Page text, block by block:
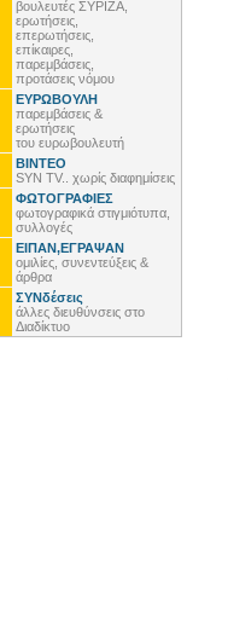
βουλευτές ΣΥΡΙΖΑ,
ερωτήσεις,
επερωτήσεις,
επίκαιρες,
παρεμβάσεις,
προτάσεις νόμου
ΕΥΡΩΒΟΥΛΗ
παρεμβάσεις &
ερωτήσεις
του ευρωβουλευτή
ΒΙΝΤΕΟ
SYN TV.. χωρίς διαφημίσεις
ΦΩΤΟΓΡΑΦΙΕΣ
φωτογραφικά στιγμιότυπα,
συλλογές
ΕΙΠΑΝ,ΕΓΡΑΨΑΝ
ομιλίες, συνεντεύξεις &
άρθρα
ΣΥΝδέσεις
άλλες διευθύνσεις στο
Διαδίκτυο